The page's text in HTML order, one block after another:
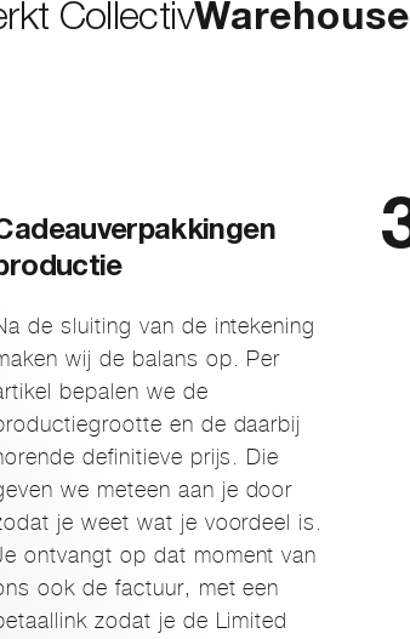
CollectivWarehouse
de sluiting van de intekening
wij de balans op. Per
bepalen we de
en de daarbij
definitieve prijs. Die
we meteen aan je door
je weet wat je voordeel is.
ontvangt op dat moment van
ook de factuur, met een
zodat je de Limited